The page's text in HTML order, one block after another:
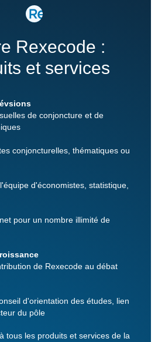
Rexecode :
et services
de conjoncture et de
conjoncturelles, thématiques ou
d'économistes, statistique,
pour un nombre illimité de
de Rexecode au débat
d'orientation des études, lien
du pôle
tous les produits et services de la